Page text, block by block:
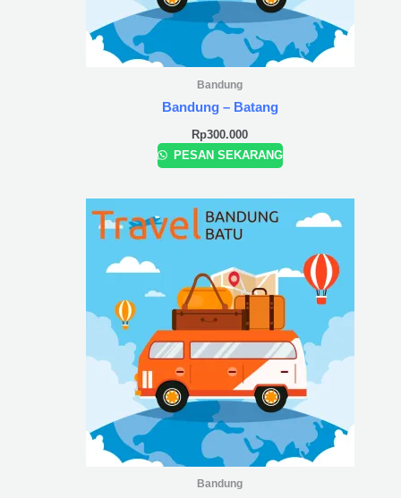
Bandung
Bandung – Batang
Rp300.000
PESAN SEKARANG
Bandung